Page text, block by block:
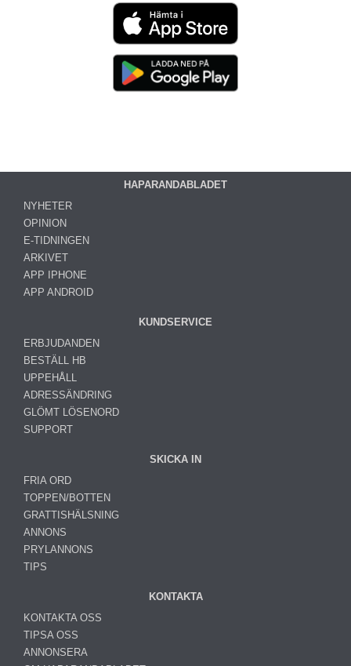
HAPARANDABLADET
NYHETER
OPINION
E-TIDNINGEN
ARKIVET
APP IPHONE
APP ANDROID
KUNDSERVICE
ERBJUDANDEN
BESTÄLL HB
UPPEHÅLL
ADRESSÄNDRING
GLÖMT LÖSENORD
SUPPORT
SKICKA IN
FRIA ORD
TOPPEN/BOTTEN
GRATTISHÄLSNING
ANNONS
PRYLANNONS
TIPS
KONTAKTA
KONTAKTA OSS
TIPSA OSS
ANNONSERA